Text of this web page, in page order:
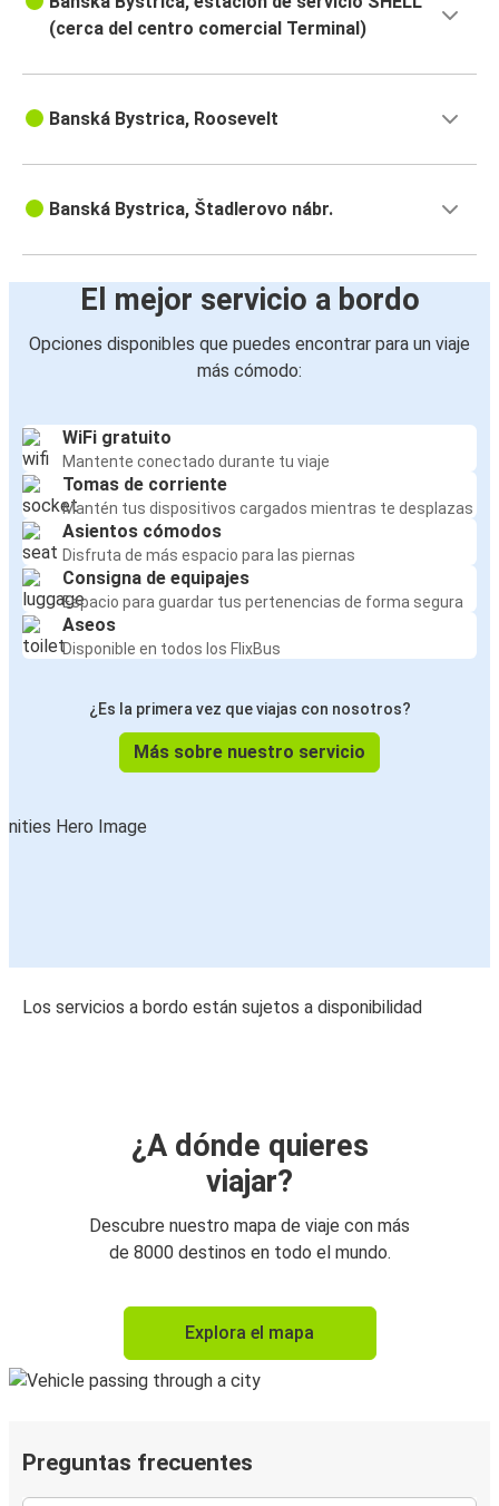
(cerca del centro comercial Terminal)
Banská Bystrica, Roosevelt
Banská Bystrica, Štadlerovo nábr.
El mejor servicio a bordo
Opciones disponibles que puedes encontrar para un viaje
más cómodo:
WiFi gratuito
Mantente conectado durante tu viaje
Tomas de corriente
Mantén tus dispositivos cargados mientras te desplazas
Asientos cómodos
Disfruta de más espacio para las piernas
Consigna de equipajes
Espacio para guardar tus pertenencias de forma segura
Aseos
Disponible en todos los FlixBus
¿Es la primera vez que viajas con nosotros?
Más sobre nuestro servicio
Los servicios a bordo están sujetos a disponibilidad
¿A dónde quieres
viajar?
Descubre nuestro mapa de viaje con más
de 8000 destinos en todo el mundo.
Explora el mapa
Preguntas frecuentes